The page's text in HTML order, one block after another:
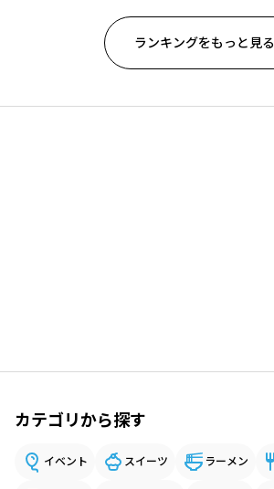
ランキングをもっと見る
カテゴリから探す
イベント スイーツ ラーメン